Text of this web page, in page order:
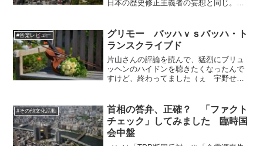
日本の歴史修正主義者の妄想と同じ。日
#音楽レビュー
グリモー バッハｖｓバッハ・ト
ランスクライブド
片山さんの評論を読んで、猛烈にブリュ
ッヘンのハイドンを聴きたくなったんで
すけど、終わってました（ぇ 宇野せん
ートが結構ありますねぇ。なにはともあ
れ、グリモーさんはいつで...
#その他文化活動
首相の答弁、正確？ 「ファクト
チェック」してみました 臨時国
会中盤